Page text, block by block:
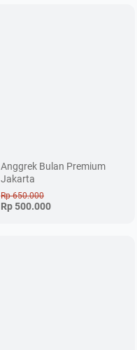
Anggrek Bulan Premium
Jakarta
Rp 650.000
Rp 500.000